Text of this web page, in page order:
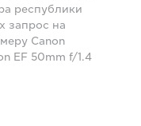
республики
запрос на
Canon
EF 50mm f/1.4